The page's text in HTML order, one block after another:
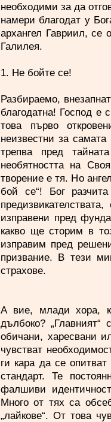
необходими за да
намери благодат у
архангел Гавриил,
Галилея.
1. Не бойте се!
Разбираемо,
благодатна! Господ е
това първо
неизвестни за
трепва пред
необятността на
творение е тя. Но
бой се“! Бог
изправени пред
какво ще сторим в
изправим пред
призвание. В тези
страхове.
А вие, млади хора,
дълбоко?
обичани, харесвани
чувстват
ги кара да се
стандарт. Те
фалшиви
Много от тях са
„лайкове“. От това